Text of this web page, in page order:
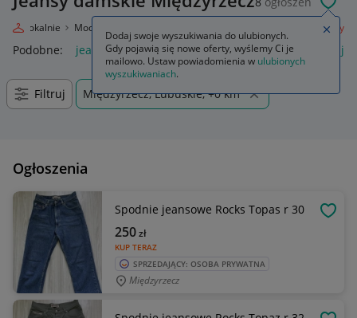
Lokalnie Moda Jeansy
Podobne: jeansy jeansy damskie jeansy wendy trendy
Filtruj Międzyrzecz, Lubuskie, +0 km
Ogłoszenia
Spodnie jeansowe Rocks Topas r 30
KUP TERAZ
250zł
SPRZEDAJĄCY: OSOBA PRYWATNA
Międzyrzecz
Dodaj swoje wyszukiwania do ulubionych.
Gdy pojawią się nowe oferty, wyślemy Ci je
mailowo. Ustaw powiadomienia w ulubionych
wyszukiwaniach.